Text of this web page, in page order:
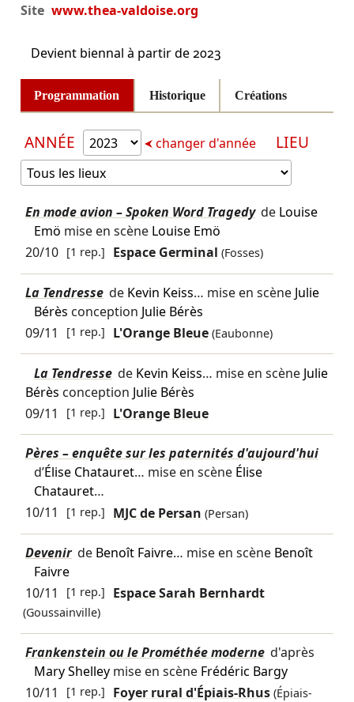
Site www.thea-valdoise.org
Devient biennal à partir de 2023
Programmation Historique Créations
ANNÉE changer d'année LIEU
En mode avion – Spoken Word Tragedy de Louise
Emö mise en scène Louise Emö
20/10 [1 rep.] Espace Germinal (Fosses)
La Tendresse de Kevin Keiss… mise en scène Julie
Bérès conception Julie Bérès
09/11
[1 rep.] L'Orange Bleue (Eaubonne)
La Tendresse de Kevin Keiss… mise en scène Julie
Bérès conception Julie Bérès
09/11
[1 rep.] L'Orange Bleue
Pères – enquête sur les paternités d'aujourd'hui
d’Élise Chatauret… mise en scène Élise
Chatauret…
10/11
[1 rep.] MJC de Persan (Persan)
Devenir de Benoît Faivre… mise en scène Benoît
Faivre
10/11
[1 rep.] Espace Sarah Bernhardt
(Goussainville)
Frankenstein ou le Prométhée moderne d'après
Mary Shelleymise en scène Frédéric Bargy
10/11
[1 rep.] Foyer rural d'Épiais-Rhus (Épiais-